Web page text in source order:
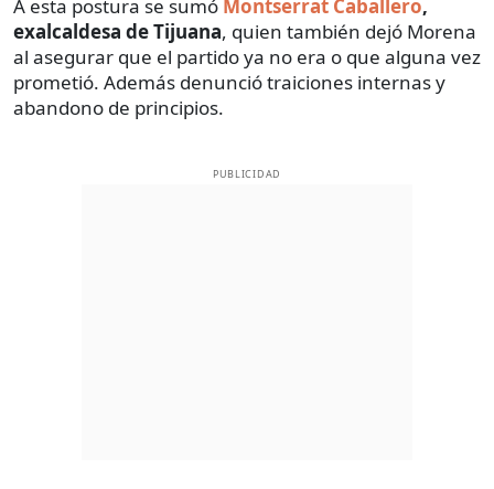
A esta postura se sumó Montserrat Caballero,
exalcaldesa de Tijuana, quien también dejó Morena
al asegurar que el partido ya no era o que alguna vez
prometió. Además denunció traiciones internas y
abandono de principios.
PUBLICIDAD